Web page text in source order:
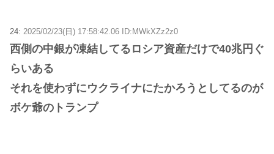
24: 2025/02/23(日) 17:58:42.06 ID:MWkXZz2z0
西側の中銀が凍結してるロシア資産だけで40兆円ぐ
らいある
それを使わずにウクライナにたかろうとしてるのが
ボケ爺のトランプ